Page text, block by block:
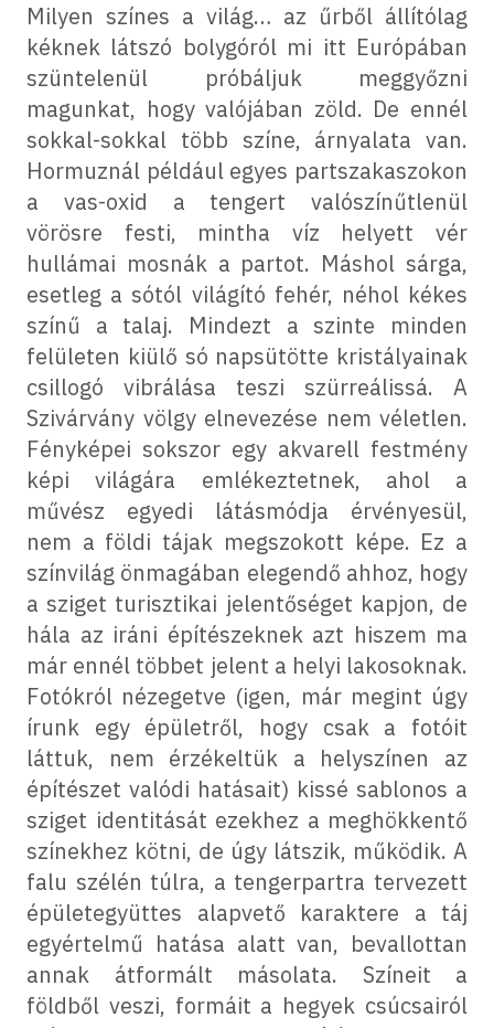
Milyen színes a világ… az űrből állítólag
kéknek látszó bolygóról mi itt Európában
szüntelenül próbáljuk meggyőzni
magunkat, hogy valójában zöld. De ennél
sokkal-sokkal több színe, árnyalata van.
Hormuznál például egyes partszakaszokon
a vas-oxid a tengert valószínűtlenül
vörösre festi, mintha víz helyett vér
hullámai mosnák a partot. Máshol sárga,
esetleg a sótól világító fehér, néhol kékes
színű a talaj. Mindezt a szinte minden
felületen kiülő só napsütötte kristályainak
csillogó vibrálása teszi szürreálissá. A
Szivárvány völgy elnevezése nem véletlen.
Fényképei sokszor egy akvarell festmény
képi világára emlékeztetnek, ahol a
művész egyedi látásmódja érvényesül,
nem a földi tájak megszokott képe. Ez a
színvilág önmagában elegendő ahhoz, hogy
a sziget turisztikai jelentőséget kapjon, de
hála az iráni építészeknek azt hiszem ma
már ennél többet jelent a helyi lakosoknak.
Fotókról nézegetve (igen, már megint úgy
írunk egy épületről, hogy csak a fotóit
láttuk, nem érzékeltük a helyszínen az
építészet valódi hatásait) kissé sablonos a
sziget identitását ezekhez a meghökkentő
színekhez kötni, de úgy látszik, működik. A
falu szélén túlra, a tengerpartra tervezett
épületegyüttes alapvető karaktere a táj
egyértelmű hatása alatt van, bevallottan
annak átformált másolata. Színeit a
földből veszi, formáit a hegyek csúcsairól